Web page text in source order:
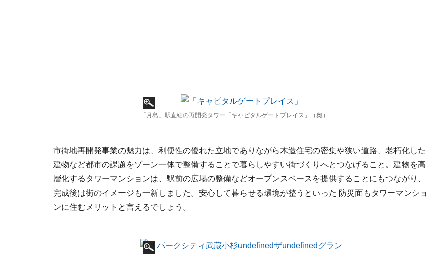
「月島」駅直結の再開発タワー「キャピタルゲートプレイス」（奥）
市街地再開発事業の魅力は、利便性の優れた立地でありながら木造住宅の密集や狭い道路、老朽化した
建物など都市の課題をゾーン一体で整備することで暮らしやすい街づくりへとつなげること。建物を高
層化するタワーマンションは、駅前の広場の整備などオープンスペースを提供することにもつながり、
完成後は街のイメージも一新しました。安心して暮らせる環境が整うといった 防災面もタワーマンショ
ンに住むメリットと言えるでしょう。